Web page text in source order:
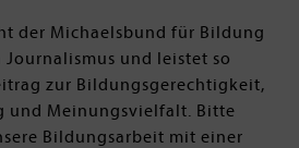
der Michaelsbund für Bildung
und leistet so
zur Bildungsgerechtigkeit,
und Meinungsvielfalt. Bitte
Bildungsarbeit mit einer